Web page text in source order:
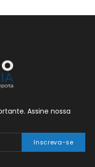
Assine nossa
Inscreva-se